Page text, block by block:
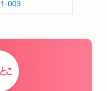
003